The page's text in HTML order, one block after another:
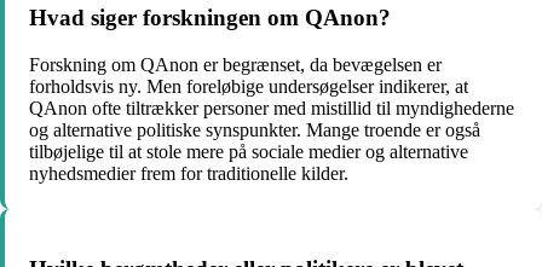
Hvad siger forskningen om QAnon?
Forskning om QAnon er begrænset, da bevægelsen er
forholdsvis ny. Men foreløbige undersøgelser indikerer, at
QAnon ofte tiltrækker personer med mistillid til myndighederne
og alternative politiske synspunkter. Mange troende er også
tilbøjelige til at stole mere på sociale medier og alternative
nyhedsmedier frem for traditionelle kilder.